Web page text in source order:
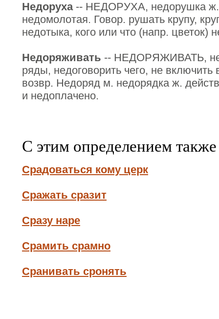
Недоруха-- НЕДОРУХА, недорушка ж.
недомолотая. Говор. рушать крупу,
недотыка, кого или что (напр. цветок)
Недоряживать -- НЕДОРЯЖИВАТЬ,
ряды, недоговорить чего, не включить
возвр. Недоряд м. недорядка ж.
и недоплачено.
С этим определением
Срадоваться кому церк
Сражать сразит
Сразу наре
Срамить срамно
Сранивать сронять